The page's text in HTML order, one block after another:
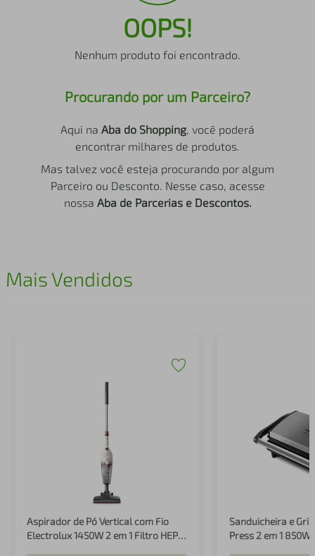
OOPS!
Nenhum produto foi encontrado.
Procurando por um Parceiro?
Aqui na Aba do Shopping, você poderá
encontrar milhares de produtos.
Mas talvez você esteja procurando por algum
Parceiro ou Desconto. Nesse caso, acesse
nossa Aba de Parcerias e Descontos.
Mais Vendidos
Aspirador de Pó Vertical com Fio
Electrolux 1450W 2 em 1 Filtro HEPA
Sanduicheira e
Press 2 em 1 850W